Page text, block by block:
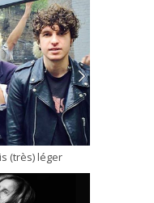
(très) léger